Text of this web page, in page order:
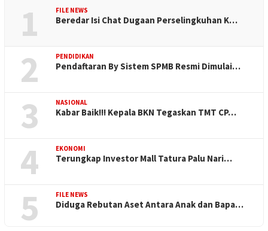
1 FILE NEWS
Beredar Isi Chat Dugaan Perselingkuhan K…
2 PENDIDIKAN
Pendaftaran By Sistem SPMB Resmi Dimulai…
3 NASIONAL
Kabar Baik!!! Kepala BKN Tegaskan TMT CP…
4 EKONOMI
Terungkap Investor Mall Tatura Palu Nari…
5 FILE NEWS
Diduga Rebutan Aset Antara Anak dan Bapa…